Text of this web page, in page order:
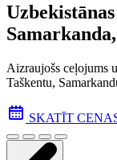
Aizraujošs ceļojums
Taškentu,
SKATĪT